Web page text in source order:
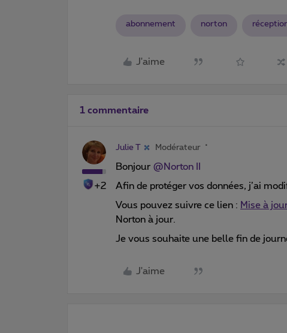
abonnement norton
J'aime
1 commentaire
+2
Julie T Modérateur
Bonjour @Norton II
Afin de protéger vos données, j’ai
Vous pouvez suivre ce lien : Mise à
Norton à jour.
Je vous souhaite une belle fin de
J'aime